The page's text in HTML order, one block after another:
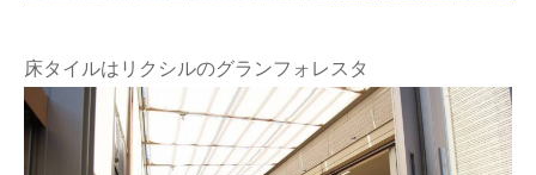
床タイルはリクシルのグランフォレスタ